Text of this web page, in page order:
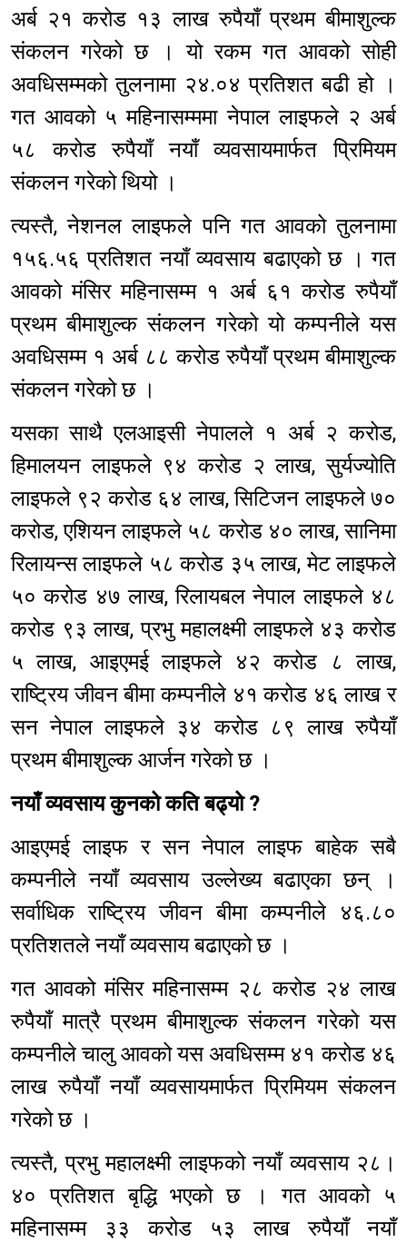
अर्ब २१ करोड १३ लाख रुपैयाँ प्रथम बीमाशुल्क
संकलन गरेको छ । यो रकम गत आवको सोही
अवधिसम्मको तुलनामा २४.०४ प्रतिशत बढी हो ।
गत आवको ५ महिनासम्ममा नेपाल लाइफले २ अर्ब
५८ करोड रुपैयाँ नयाँ व्यवसायमार्फत प्रिमियम
संकलन गरेको थियो ।
त्यस्तै, नेशनल लाइफले पनि गत आवको तुलनामा
१५६.५६ प्रतिशत नयाँ व्यवसाय बढाएको छ । गत
आवको मंसिर महिनासम्म १ अर्ब ६१ करोड रुपैयाँ
प्रथम बीमाशुल्क संकलन गरेको यो कम्पनीले यस
अवधिसम्म १ अर्ब ८८ करोड रुपैयाँ प्रथम बीमाशुल्क
संकलन गरेको छ ।
यसका साथै एलआइसी नेपालले १ अर्ब २ करोड,
हिमालयन लाइफले ९४ करोड २ लाख, सुर्यज्योति
लाइफले ९२ करोड ६४ लाख, सिटिजन लाइफले ७०
करोड, एशियन लाइफले ५८ करोड ४० लाख, सानिमा
रिलायन्स लाइफले ५८ करोड ३५ लाख, मेट लाइफले
५० करोड ४७ लाख, रिलायबल नेपाल लाइफले ४८
करोड ९३ लाख, प्रभु महालक्ष्मी लाइफले ४३ करोड
५ लाख, आइएमई लाइफले ४२ करोड ८ लाख,
राष्ट्रिय जीवन बीमा कम्पनीले ४१ करोड ४६ लाख र
सन नेपाल लाइफले ३४ करोड ८९ लाख रुपैयाँ
प्रथम बीमाशुल्क आर्जन गरेको छ ।
नयाँ व्यवसाय कुनको कति बढ्यो ?
आइएमई लाइफ र सन नेपाल लाइफ बाहेक सबै
कम्पनीले नयाँ व्यवसाय उल्लेख्य बढाएका छन् ।
सर्वाधिक राष्ट्रिय जीवन बीमा कम्पनीले ४६.८०
प्रतिशतले नयाँ व्यवसाय बढाएको छ ।
गत आवको मंसिर महिनासम्म २८ करोड २४ लाख
रुपैयाँ मात्रै प्रथम बीमाशुल्क संकलन गरेको यस
कम्पनीले चालु आवको यस अवधिसम्म ४१ करोड ४६
लाख रुपैयाँ नयाँ व्यवसायमार्फत प्रिमियम संकलन
गरेको छ ।
त्यस्तै, प्रभु महालक्ष्मी लाइफको नयाँ व्यवसाय २८।
४० प्रतिशत बृद्धि भएको छ । गत आवको ५
महिनासम्म ३३ करोड ५३ लाख रुपैयाँ नयाँ